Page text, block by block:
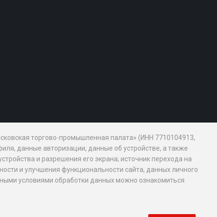
торгово-промышленная палата» (ИНН 7710104913,
данные авторизации, данные об устройстве, а также
и разрешения его экрана; источник перехода на
и улучшения функциональности сайта, данных личного
условиями обработки данных можно ознакомиться